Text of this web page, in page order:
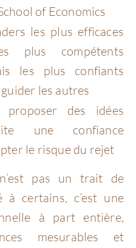
of Economics
les plus efficaces
plus compétents
les plus confiants
les autres
des idées
une confiance
le risque du rejet
pas un trait de
à certains, c’est une
à part entière,
mesurables et